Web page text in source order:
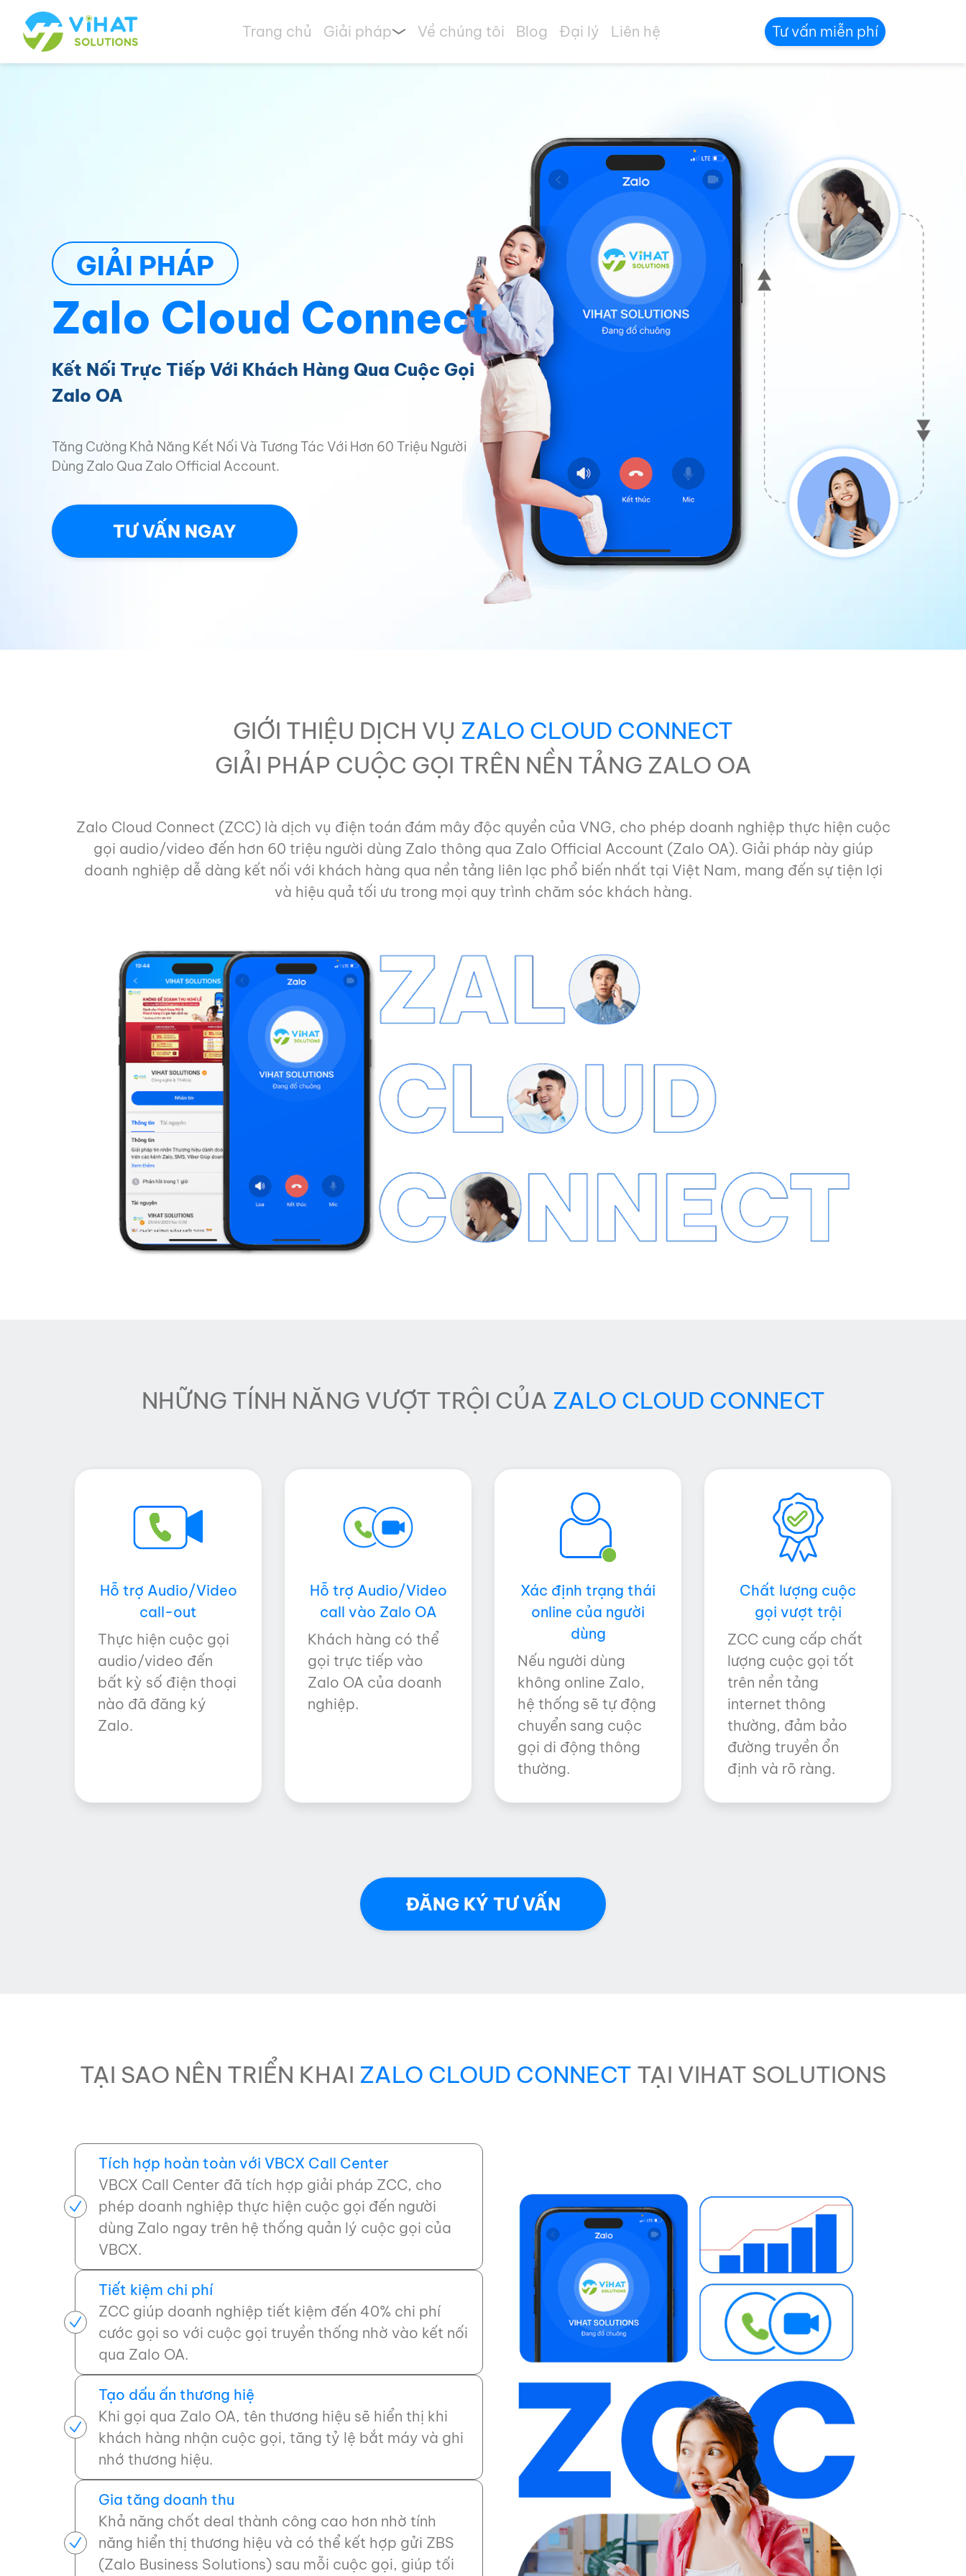
Chuyển
đến
phần
Trang chủ Giải pháp Về chúng tôi Blog Đại lý Liên hệ Tư vấn miễn phí
GIẢI PHÁP
Zalo Cloud Connect
Kết Nối Trực Tiếp Với Khách Hàng Qua Cuộc Gọi
Zalo OA
Tăng Cường Khả Năng Kết Nối Và Tương Tác Với Hơn 60 Triệu Người
Dùng Zalo Qua Zalo Official Account.
TƯ VẤN NGAY
GIỚI THIỆU DỊCH VỤ ZALO CLOUD CONNECT
GIẢI PHÁP CUỘC GỌI TRÊN NỀN TẢNG ZALO OA
Zalo Cloud Connect (ZCC) là dịch vụ điện toán đám mây độc quyền của VNG, cho phép doanh nghiệp thực hiện cuộc
gọi audio/video đến hơn 60 triệu người dùng Zalo thông qua Zalo Official Account (Zalo OA). Giải pháp này giúp
doanh nghiệp dễ dàng kết nối với khách hàng qua nền tảng liên lạc phổ biến nhất tại Việt Nam, mang đến sự tiện lợi
và hiệu quả tối ưu trong mọi quy trình chăm sóc khách hàng.
NHỮNG TÍNH NĂNG VƯỢT TRỘI CỦA ZALO CLOUD CONNECT
Hỗ trợ Audio/Video
call-out
Thực hiện cuộc gọi
audio/video đến
bất kỳ số điện thoại
nào đã đăng ký
Zalo.
Hỗ trợ Audio/Video
call vào Zalo OA
Khách hàng có thể
gọi trực tiếp vào
Zalo OA của doanh
nghiệp.
Xác định trạng thái
online của người
dùng
Nếu người dùng
không online Zalo,
hệ thống sẽ tự động
chuyển sang cuộc
gọi di động thông
thường.
Chất lượng cuộc
gọi vượt trội
ZCC cung cấp chất
lượng cuộc gọi tốt
trên nền tảng
internet thông
thường, đảm bảo
đường truyền ổn
định và rõ ràng.
ĐĂNG KÝ TƯ VẤN
TẠI SAO NÊN TRIỂN KHAI ZALO CLOUD CONNECT TẠI VIHAT SOLUTIONS
Tích hợp hoàn toàn với VBCX Call Center
VBCX Call Center đã tích hợp giải pháp ZCC, cho
phép doanh nghiệp thực hiện cuộc gọi đến người
dùng Zalo ngay trên hệ thống quản lý cuộc gọi của
VBCX.
Tiết kiệm chi phí
ZCC giúp doanh nghiệp tiết kiệm đến 40% chi phí
cước gọi so với cuộc gọi truyền thống nhờ vào kết nối
qua Zalo OA.
Tạo dấu ấn thương hiệ
Khi gọi qua Zalo OA, tên thương hiệu sẽ hiển thị khi
khách hàng nhận cuộc gọi, tăng tỷ lệ bắt máy và ghi
nhớ thương hiệu.
Gia tăng doanh thu
Khả năng chốt deal thành công cao hơn nhờ tính
năng hiển thị thương hiệu và có thể kết hợp gửi ZBS
(Zalo Business Solutions) sau mỗi cuộc gọi, giúp tối